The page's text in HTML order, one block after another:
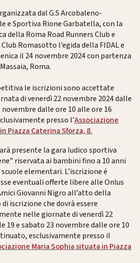
dal G.S Arcobaleno-
e Sportiva Rione Garbatella, con la
della Roma Road Runners Club e
Romasotto l’egida della FIDAL e
il 24 novembre 2024 con partenza
Roma.
le iscrizioni sono accettate
di venerdì 22 novembre 2024 dalle
novembre dalle ore 10 alle ore 16
presso l’Associazione
Piazza Caterina Sforza, 8.
presente la gara ludico sportiva
riservata ai bambini fino a 10 anni
elementari. L’iscrizione é
eventuali offerte libere alle Onlus
Giovanni Nigro all’atto della
iscrizione che dovrà essere
nelle giornate di venerdì 22
19 e sabato 23 novembre dalle ore 10
esclusivamente presso il
Maria Sophia situata in Piazza